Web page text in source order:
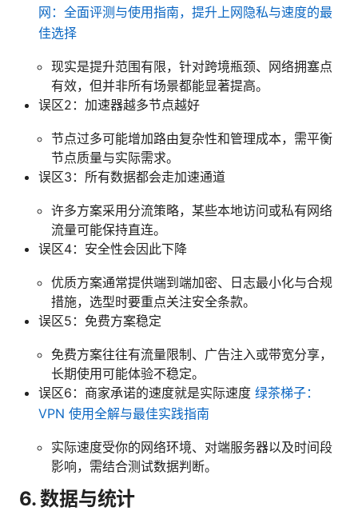
网：全面评测与使用指南，提升上网隐私与速度的最
佳选择
现实是提升范围有限，针对跨境瓶颈、网络拥塞点
有效，但并非所有场景都能显著提高。
误区2：加速器越多节点越好
节点过多可能增加路由复杂性和管理成本，需平衡
节点质量与实际需求。
误区3：所有数据都会走加速通道
许多方案采用分流策略，某些本地访问或私有网络
流量可能保持直连。
误区4：安全性会因此下降
优质方案通常提供端到端加密、日志最小化与合规
措施，选型时要重点关注安全条款。
误区5：免费方案稳定
免费方案往往有流量限制、广告注入或带宽分享，
长期使用可能体验不稳定。
误区6：商家承诺的速度就是实际速度 绿茶梯子：
VPN 使用全解与最佳实践指南
实际速度受你的网络环境、对端服务器以及时间段
影响，需结合测试数据判断。
6. 数据与统计